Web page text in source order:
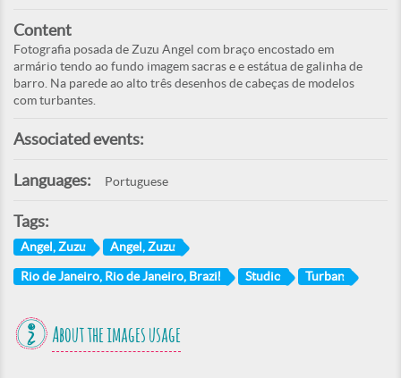
Content
Fotografia posada de Zuzu Angel com braço encostado em
armário tendo ao fundo imagem sacras e e estátua de galinha de
barro. Na parede ao alto três desenhos de cabeças de modelos
com turbantes.
Associated events:
Languages: Portuguese
Tags:
Angel, Zuzu Angel, Zuzu
Rio de Janeiro, Rio de Janeiro, Brazil Studio Turban
About the images usage